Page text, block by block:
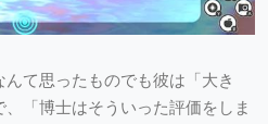
て思ったものでも彼は「大き
「博士はそういった評価をしま